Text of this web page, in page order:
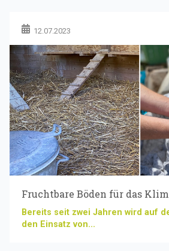
12.07.2023
Fruchtbare Böden für das
Bereits seit zwei Jahren wird auf
den Einsatz von...